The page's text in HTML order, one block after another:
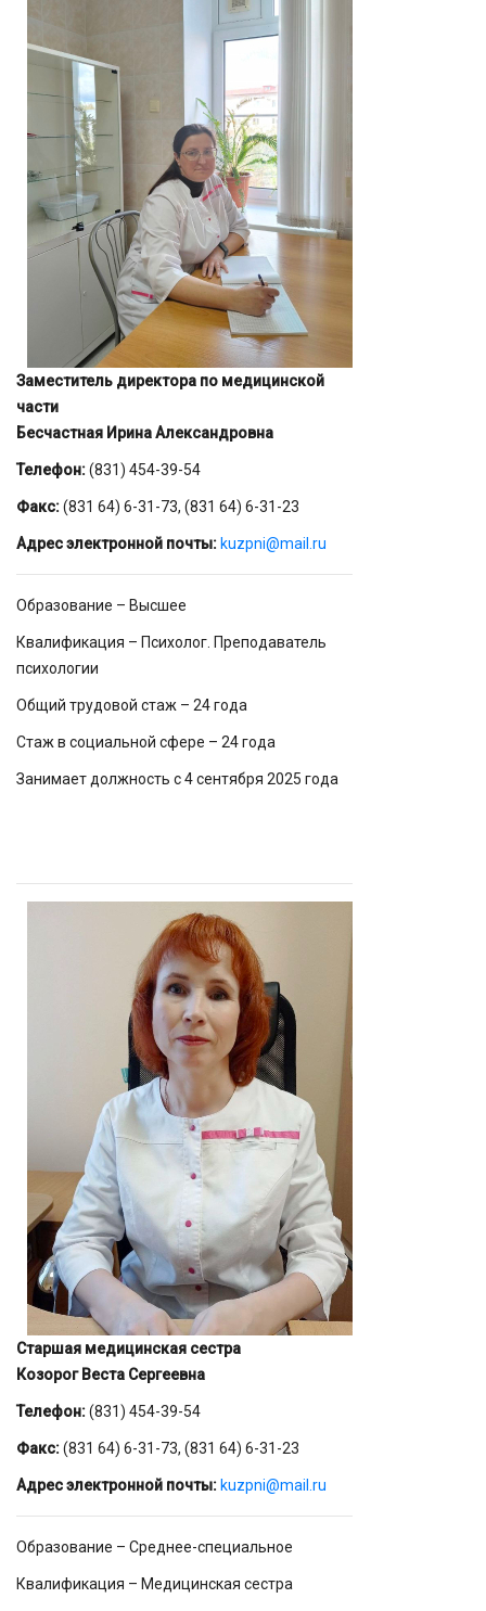
Заместитель директора по медицинской
части
Бесчастная Ирина Александровна
Телефон:(831) 454-39-54
Факс:(831 64) 6-31-73, (831 64) 6-31-23
Адрес электронной почты: kuzpni@mail.ru
Образование – Высшее
Квалификация – Психолог. Преподаватель
психологии
Общий трудовой стаж – 24 года
Стаж в социальной сфере – 24 года
Занимает должность с 4 сентября 2025 года
Старшая медицинская сестра
Козорог Веста Сергеевна
Телефон:(831) 454-39-54
Факс:(831 64) 6-31-73, (831 64) 6-31-23
Адрес электронной почты: kuzpni@mail.ru
Образование – Среднее-специальное
Квалификация – Медицинская сестра